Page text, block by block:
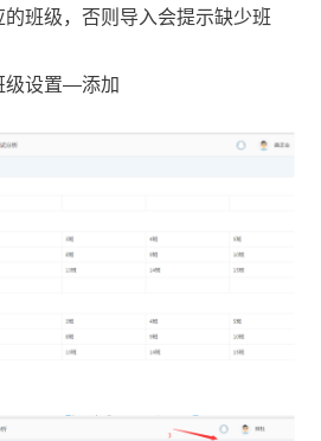
班级，否则导入会提示缺少班
级设置—添加